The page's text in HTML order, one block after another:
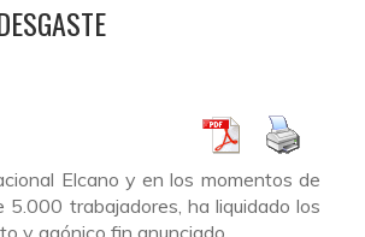
Elcano y en los momentos de
trabajadores, ha liquidado los
y agónico fin anunciado.